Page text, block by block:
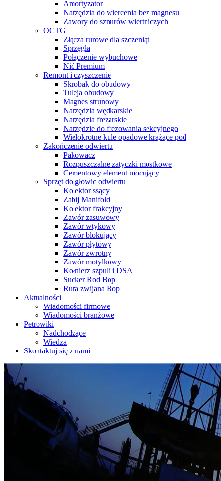
Amortyzator
Narzędzia do wiercenia bez magnesu
Zawory do sznurów wiertniczych
OCTG
Złącza rurowe dla szczeniąt
Sprzęgła
Połączenie wybuchowe
Nić Premium
Remont i czyszczenie
Skrobak do obudowy
Tuleja obudowy
Magnes strunowy
Narzędzia wędkarskie
Narzędzia frezarskie
Narzędzie do frezowania sekcyjnego
Wielokrotne kule opadowe krążące pod
Zakończenie odwiertu
Pakowacz
Rozpuszczalne zatyczki mostkowe
Cementowy element mocujący
Sprzęt do głowic odwiertu
Kolektor ssący
Zabij Manifold
Kolektor frakcyjny
Zawór zasuwowy
Zawór wtykowy
Zawór blokujący
Zawór płytowy
Zawór zwrotny
Zawór motylkowy
Kołnierz szpuli i DSA
Sucker Rod Bop
Rura zwijana Bop
Aktualności
Wiadomości firmowe
Wiadomości branżowe
Petrowiki
Nadchodzące
Wiedza
Skontaktuj się z nami